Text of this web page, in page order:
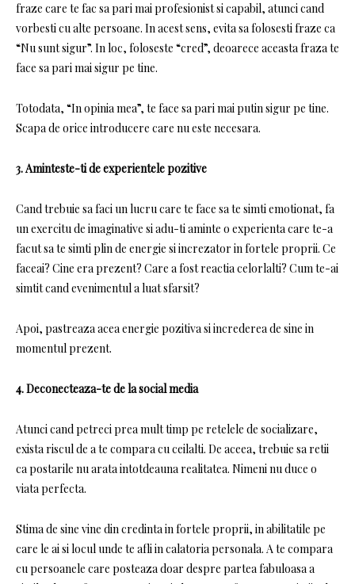
fraze care te fac sa pari mai profesionist si capabil, atunci cand
vorbesti cu alte persoane. In acest sens, evita sa folosesti fraze ca
“Nu sunt sigur”. In loc, foloseste “cred”, deoarece aceasta fraza te
face sa pari mai sigur pe tine.
Totodata, “In opinia mea”, te face sa pari mai putin sigur pe tine.
Scapa de orice introducere care nu este necesara.
3. Aminteste-ti de experientele pozitive
Cand trebuie sa faci un lucru care te face sa te simti emotionat, fa
un exercitu de imaginative si adu-ti aminte o experienta care te-a
facut sa te simti plin de energie si increzator in fortele proprii. Ce
faceai? Cine era prezent? Care a fost reactia celorlalti? Cum te-ai
simtit cand evenimentul a luat sfarsit?
Apoi, pastreaza acea energie pozitiva si increderea de sine in
momentul prezent.
4. Deconecteaza-te de la social media
Atunci cand petreci prea mult timp pe retelele de socializare,
exista riscul de a te compara cu ceilalti. De aceea, trebuie sa retii
ca postarile nu arata intotdeauna realitatea. Nimeni nu duce o
viata perfecta.
Stima de sine vine din credinta in fortele proprii, in abilitatile pe
care le ai si locul unde te afli in calatoria personala. A te compara
cu persoanele care posteaza doar despre partea fabuloasa a